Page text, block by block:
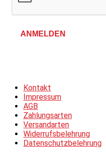
ANMELDEN
Kontakt
Impressum
AGB
Zahlungsarten
Versandarten
Widerrufsbelehrung
Datenschutzbelehrung